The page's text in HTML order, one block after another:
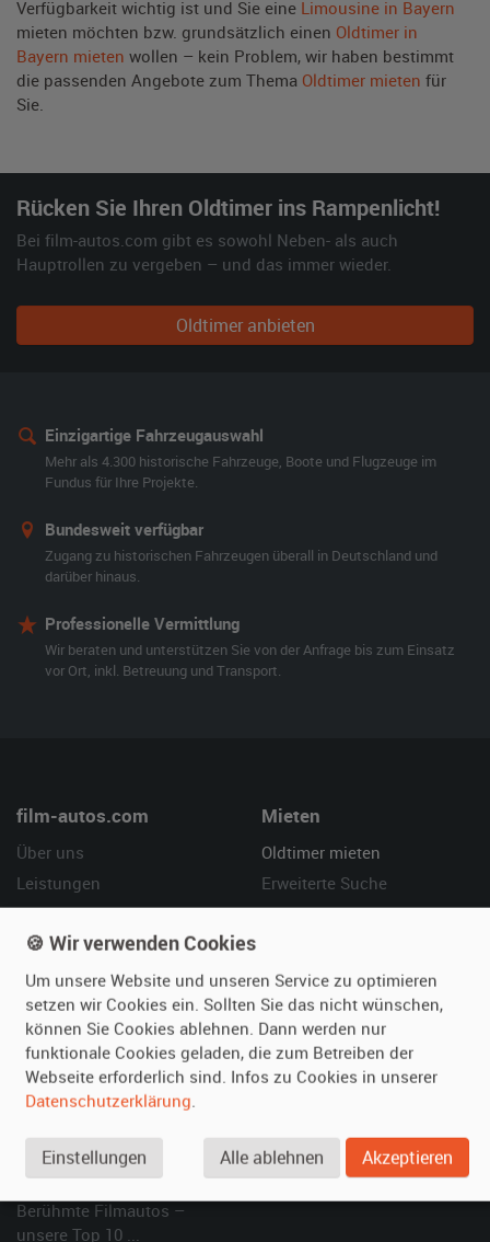
Verfügbarkeit wichtig ist und Sie eine Limousine in Bayern
mieten möchten bzw. grundsätzlich einen Oldtimer in
Bayern mieten wollen – kein Problem, wir haben bestimmt
die passenden Angebote zum Thema Oldtimer mieten für
Sie.
Rücken Sie Ihren Oldtimer ins Rampenlicht!
Bei film-autos.com gibt es sowohl Neben- als auch
Hauptrollen zu vergeben – und das immer wieder.
Oldtimer anbieten
Einzigartige Fahrzeugauswahl
Mehr als 4.300 historische Fahrzeuge, Boote und Flugzeuge im
Fundus für Ihre Projekte.
Bundesweit verfügbar
Zugang zu historischen Fahrzeugen überall in Deutschland und
darüber hinaus.
Professionelle Vermittlung
Wir beraten und unterstützen Sie von der Anfrage bis zum Einsatz
vor Ort, inkl. Betreuung und Transport.
film-autos.com
Über uns
Leistungen
Referenzen
Kundenmeinungen
Mieten
Oldtimer mieten
Erweiterte Suche
Fragen für Mieter
Vermieten
Oldtimer anmelden
Fotos senden
Fragen für Vermieter
Hilfe
Häufige Fragen (FAQ)
So funktioniert's
Berühmte Filmautos –
unsere Top 10 ...
🍪 Wir verwenden Cookies
Um unsere Website und unseren Service zu optimieren
setzen wir Cookies ein. Sollten Sie das nicht wünschen,
können Sie Cookies ablehnen. Dann werden nur
funktionale Cookies geladen, die zum Betreiben der
Webseite erforderlich sind. Infos zu Cookies in unserer
Datenschutzerklärung.
Einstellungen Alle ablehnen Akzeptieren